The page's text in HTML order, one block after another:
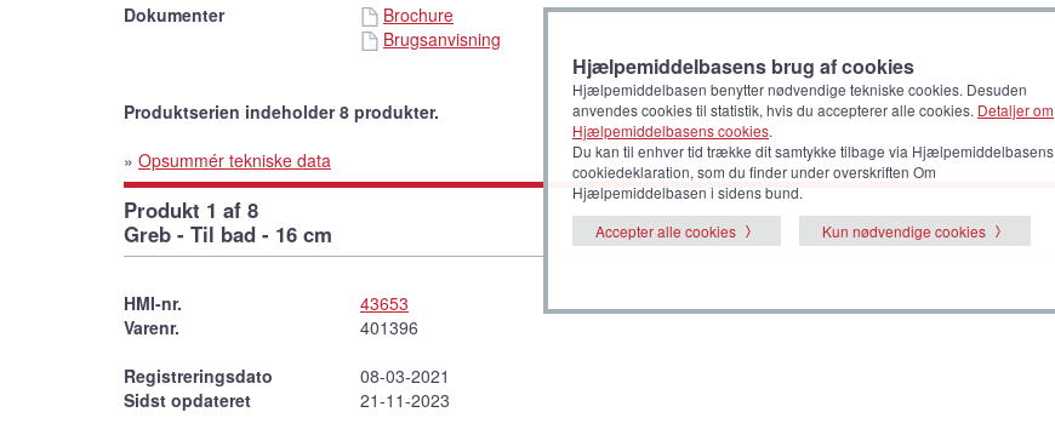
Dokumenter
Brochure
Brugsanvisning
Produktserien indeholder 8 produkter.
» Opsummér tekniske data
Produkt 1 af 8
Greb - Til bad - 16 cm
HMI-nr.
43653
Varenr.
401396
Registreringsdato
08-03-2021
Sidst opdateret
21-11-2023
Hjælpemiddelbasens brug af cookies
Hjælpemiddelbasen benytter nødvendige tekniske cookies. Desuden
anvendes cookies til statistik, hvis du accepterer alle cookies. Detaljer om
Hjælpemiddelbasens cookies.
Du kan til enhver tid trække dit samtykke tilbage via Hjælpemiddelbasens
cookiedeklaration, som du finder under overskriften Om
Hjælpemiddelbasen i sidens bund.
Accepter alle cookies
Kun nødvendige cookies